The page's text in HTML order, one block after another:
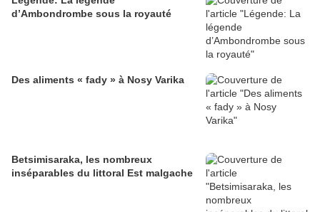
d’Ambondrombe sous la royauté
Des aliments « fady » à Nosy Varika
Betsimisaraka, les nombreux
inséparables du littoral Est malgache